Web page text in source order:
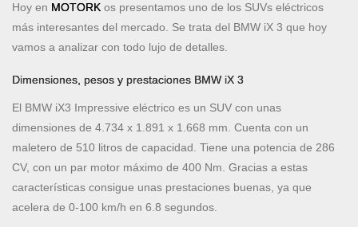
Hoy en MOTORK os presentamos uno de los SUVs eléctricos
más interesantes del mercado. Se trata del BMW iX 3 que hoy
vamos a analizar con todo lujo de detalles.
Dimensiones, pesos y prestaciones BMW iX 3
El BMW iX3 Impressive eléctrico es un SUV con unas
dimensiones de 4.734 x 1.891 x 1.668 mm. Cuenta con un
maletero de 510 litros de capacidad. Tiene una potencia de 286
CV, con un par motor máximo de 400 Nm. Gracias a estas
características consigue unas prestaciones buenas, ya que
acelera de 0-100 km/h en 6.8 segundos.